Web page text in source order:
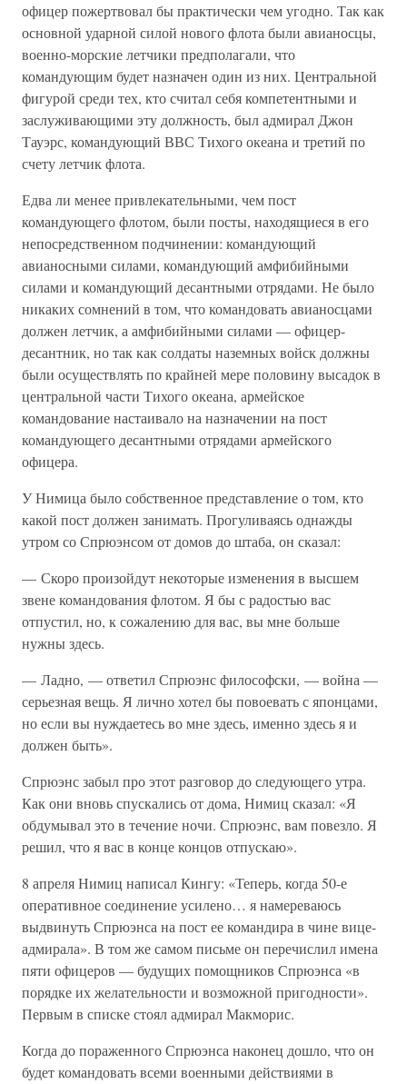
офицер пожертвовал бы практически чем угодно. Так как
основной ударной силой нового флота были авианосцы,
военно-морские летчики предполагали, что
командующим будет назначен один из них. Центральной
фигурой среди тех, кто считал себя компетентными и
заслуживающими эту должность, был адмирал Джон
Тауэрс, командующий ВВС Тихого океана и третий по
счету летчик флота.
Едва ли менее привлекательными, чем пост
командующего флотом, были посты, находящиеся в его
непосредственном подчинении: командующий
авианосными силами, командующий амфибийными
силами и командующий десантными отрядами. Не было
никаких сомнений в том, что командовать авианосцами
должен летчик, а амфибийными силами — офицер-
десантник, но так как солдаты наземных войск должны
были осуществлять по крайней мере половину высадок в
центральной части Тихого океана, армейское
командование настаивало на назначении на пост
командующего десантными отрядами армейского
офицера.
У Нимица было собственное представление о том, кто
какой пост должен занимать. Прогуливаясь однажды
утром со Спрюэнсом от домов до штаба, он сказал:
— Скоро произойдут некоторые изменения в высшем
звене командования флотом. Я бы с радостью вас
отпустил, но, к сожалению для вас, вы мне больше
нужны здесь.
— Ладно, — ответил Спрюэнс философски, — война —
серьезная вещь. Я лично хотел бы повоевать с японцами,
но если вы нуждаетесь во мне здесь, именно здесь я и
должен быть».
Спрюэнс забыл про этот разговор до следующего утра.
Как они вновь спускались от дома, Нимиц сказал: «Я
обдумывал это в течение ночи. Спрюэнс, вам повезло. Я
решил, что я вас в конце концов отпускаю».
8 апреля Нимиц написал Кингу: «Теперь, когда 50-е
оперативное соединение усилено… я намереваюсь
выдвинуть Спрюэнса на пост ее командира в чине вице-
адмирала». В том же самом письме он перечислил имена
пяти офицеров — будущих помощников Спрюэнса «в
порядке их желательности и возможной пригодности».
Первым в списке стоял адмирал Макморис.
Когда до пораженного Спрюэнса наконец дошло, что он
будет командовать всеми военными действиями в